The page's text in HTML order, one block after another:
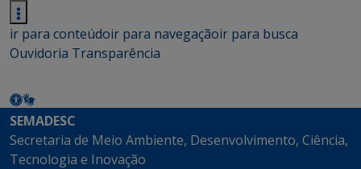
ir para conteúdoir para navegaçãoir para busca
Ouvidoria Transparência
SEMADESC
Secretaria de Meio Ambiente, Desenvolvimento, Ciência,
Tecnologia e Inovação